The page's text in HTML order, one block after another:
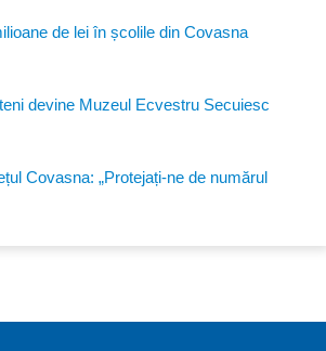
de lei în școlile din Covasna
devine Muzeul Ecvestru Secuiesc
Covasna: „Protejați-ne de numărul